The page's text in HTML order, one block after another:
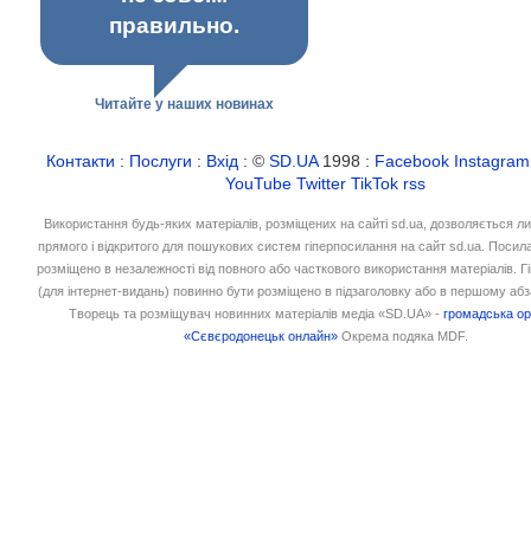
правильно.
Читайте у наших новинах
Контакти : Послуги : Вхід : ©SD.UA1998 : Facebook Instagram
YouTube Twitter TikTok rss
Використання будь-яких матеріалів, розміщених на сайті sd.ua, дозволяється
прямого і відкритого для пошукових систем гіперпосилання на сайт sd.ua.
розміщено в незалежності від повного або часткового використання матеріалів.
(для інтернет-видань) повинно бути розміщено в підзаголовку або в першому
Творець та розміщувач новинних матеріалів медіа «SD.UA» -громадська
«Сєвєродонецьк онлайн» Окрема подяка MDF.